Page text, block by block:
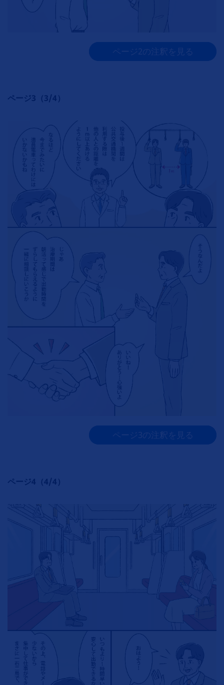
ページ2の注釈を見る
ページ3（3/4）
ページ3の注釈を見る
ページ4（4/4）